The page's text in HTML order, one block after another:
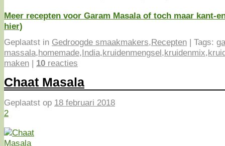
Meer recepten voor Garam Masala of toch maar kant-
hier)
Geplaatst in Gedroogde smaakmakers,Recepten | Tags:
massala,homemade,India,kruidenmengsel,kruidenmix,
maken | 10 reacties
Chaat Masala
Geplaatst op 18 februari 2018
2